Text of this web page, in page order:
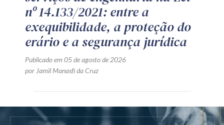
nº 14.133/2021: entre a
exequibilidade, a proteção do
erário e a segurança jurídica
Publicado em 05 de agosto de 2026
por Jamil Manasfi da Cruz